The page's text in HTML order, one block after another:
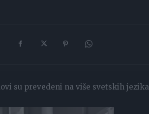
su prevedeni na više svetskih jezika